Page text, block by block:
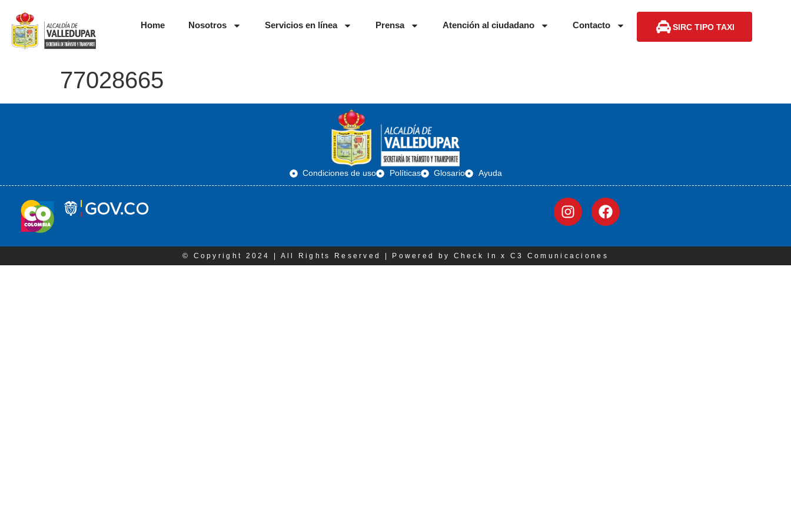
Home Nosotros Servicios en línea Prensa Atención al ciudadano Contacto SIRC TIPO TAXI
77028665
Condiciones de uso Políticas Glosario Ayuda
© Copyright 2024 | All Rights Reserved | Powered by Check In x C3 Comunicaciones